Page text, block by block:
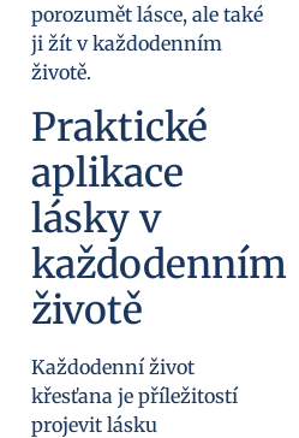
porozumět lásce, ale také
ji žít v každodenním
životě.
Praktické
aplikace
lásky v
každodenním
životě
Každodenní život
křesťana je příležitostí
projevit lásku